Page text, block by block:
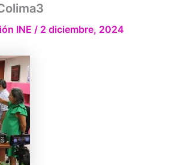
INE / 2 diciembre, 2024